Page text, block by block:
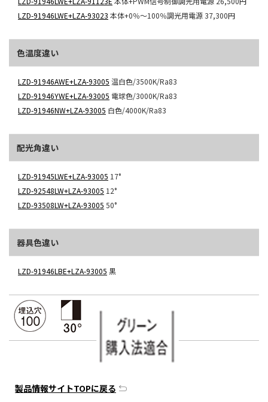
LZD-91946LWE+LZA-93023 本体+0％～100％調光用電源37,300円
色温度違い
LZD-91946AWE+LZA-93005 温白色/3500K/Ra83
LZD-91946YWE+LZA-93005 電球色/3000K/Ra83
LZD-91946NW+LZA-93005 白色/4000K/Ra83
配光角違い
LZD-91945LWE+LZA-93005 17°
LZD-92548LW+LZA-93005 12°
LZD-93508LW+LZA-93005 50°
器具色違い
LZD-91946LBE+LZA-93005 黒
製品情報サイトTOPに戻る